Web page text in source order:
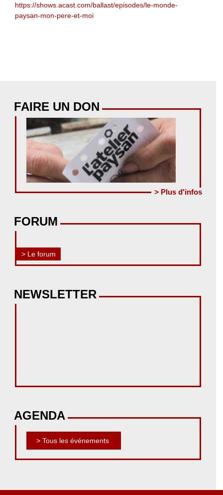
https://shows.acast.com/ballast/episodes/le-monde-
paysan-mon-pere-et-moi
FAIRE UN DON
> Plus d'infos
FORUM
> Le forum
NEWSLETTER
AGENDA
> Tous les événements